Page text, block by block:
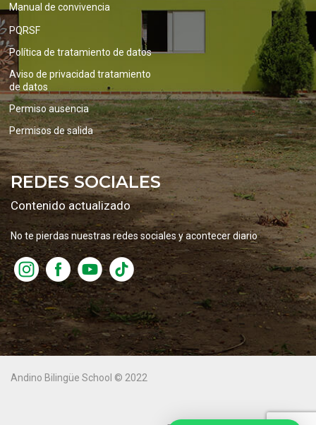
Manual de convivencia
PQRSF
Política de tratamiento de datos
Aviso de privacidad tratamiento
de datos
Permiso ausencia
Permisos de salida
REDES SOCIALES
Contenido actualizado
No te pierdas nuestras redes sociales y acontecer diario
Andino Bilingüe School © 2022